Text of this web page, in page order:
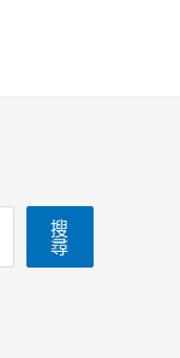
搜
尋